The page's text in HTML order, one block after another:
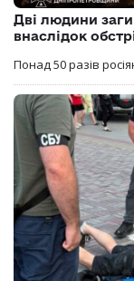
Дві людини
внаслідок
Понад 50 разів